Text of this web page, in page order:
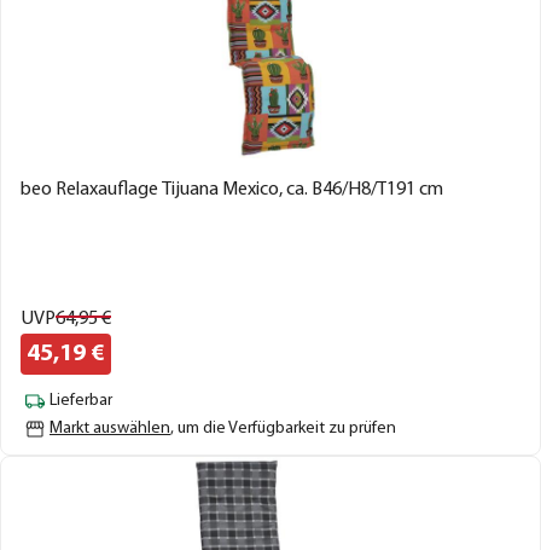
beo Relaxauflage Tijuana Mexico, ca. B46/H8/T191 cm
UVP64,95€
45,19 €
Lieferbar
Markt auswählen, um die Verfügbarkeit zu prüfen